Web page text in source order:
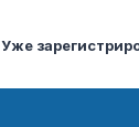
Уже